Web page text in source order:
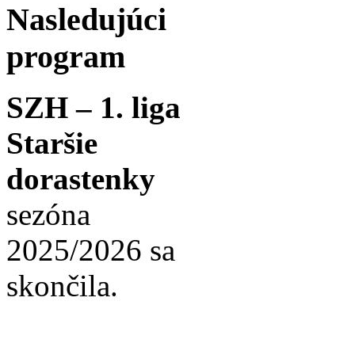
Nasledujúci
program
SZH – 1. liga
Staršie
dorastenky
sezóna
2025/2026 sa
skončila.